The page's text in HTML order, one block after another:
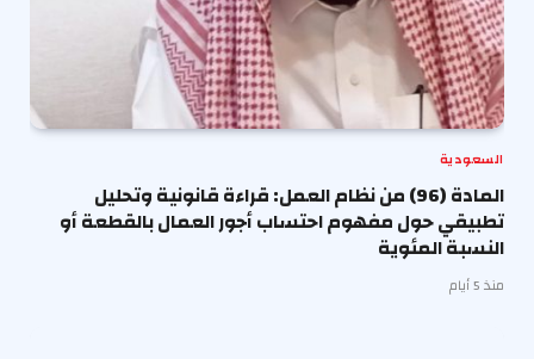
السعودية
المادة (96) من نظام العمل: قراءة قانونية وتحليل
تطبيقي حول مفهوم احتساب أجور العمال بالقطعة أو
النسبة المئوية
منذ 5 أيام